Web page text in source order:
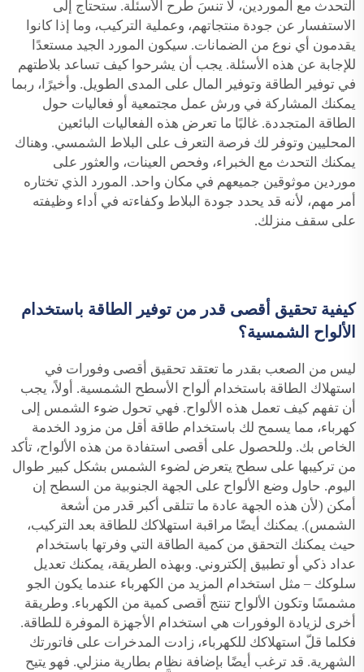
التحدث مع الموردين، لا تنسَ طرح الأسئلة. ستحتاج إلى
الاستفسار عن جودة منتجاتهم، وعملية التركيب، وما إذا كانوا
يقدمون أي نوع من الضمانات. سيكون المورد الجيد مستعدًا
للإجابة عن هذه الأسئلة. يجب أن يشرحوا كيف تساعد بلاطتهم
في توفير الطاقة وتوفير المال على المدى الطويل. وأخيرًا، ربما
يمكنك المشاركة في ورش عمل مجتمعية أو فعاليات حول
الطاقة المتجددة. غالبًا ما تعرض هذه الفعاليات البائعين
المحليين وتوفر لك فرصة التعرف على البلاط الشمسي. وهناك
يمكنك التحدث مع الخبراء، وفحص العينات، والعثور على
موردين موثوقين جميعهم في مكان واحد. المورد الذي تختاره
أمر مهم، لأنه قد يحدد جودة البلاط وكفاءته في أداء وظيفته
على سقف منزلك.
كيفية تحقيق أقصى قدر من توفير الطاقة باستخدام
الألواح الشمسية؟
ليس من الصعب بقدر ما تعتقد تحقيق أقصى وفورات في
استهلاك الطاقة باستخدام ألواح الأسطح الشمسية. أولاً، يجب
أن تفهم كيف تعمل هذه الألواح. فهي تحول ضوء الشمس إلى
كهرباء، مما يسمح لك باستخدام طاقة أقل من مزود الخدمة
الخاص بك. وللحصول على أقصى استفادة من هذه الألواح، تأكد
من تركيبها على سطح يتعرض لضوء الشمس بشكل كبير طوال
اليوم. حاول وضع الألواح على الجهة الجنوبية من السطح إن
أمكن (لأن هذه الجهة عادة ما تتلقى أكبر قدر من أشعة
الشمس). يمكنك أيضًا مراقبة استهلاكك للطاقة بعد التركيب،
حيث يمكنك التحقق من كمية الطاقة التي وفرتها باستخدام
عداد ذكي أو تطبيق إلكتروني. وبهذه الطريقة، يمكنك تعديل
سلوكك – مثل استخدام المزيد من الكهرباء عندما يكون الجو
مشمسًا وتكون الألواح تنتج أقصى كمية من الكهرباء. وطريقة
أخرى لزيادة الوفورات هي استخدام الأجهزة الموفرة للطاقة.
فكلما قلّ استهلاكك للكهرباء، زادت المدخرات على فاتورتك
الشهرية. قد ترغب أيضًا بإضافة نظام بطارية منزلي. فهو يتيح